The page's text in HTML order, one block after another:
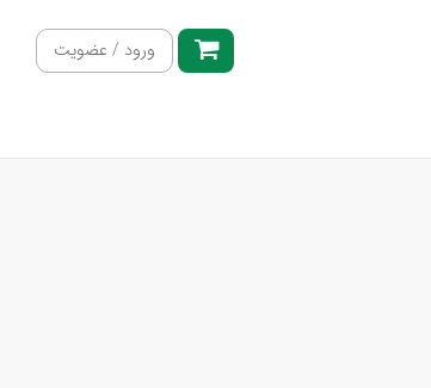
ورود / عضویت